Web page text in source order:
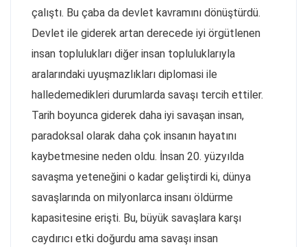
çalıştı. Bu çaba da devlet kavramını dönüştürdü.
Devlet ile giderek artan derecede iyi örgütlenen
insan toplulukları diğer insan topluluklarıyla
aralarındaki uyuşmazlıkları diplomasi ile
halledemedikleri durumlarda savaşı tercih ettiler.
Tarih boyunca giderek daha iyi savaşan insan,
paradoksal olarak daha çok insanın hayatını
kaybetmesine neden oldu. İnsan 20. yüzyılda
savaşma yeteneğini o kadar geliştirdi ki, dünya
savaşlarında on milyonlarca insanı öldürme
kapasitesine erişti. Bu, büyük savaşlara karşı
caydırıcı etki doğurdu ama savaşı insan